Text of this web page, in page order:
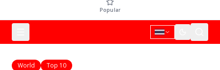
Popular
World Top 10